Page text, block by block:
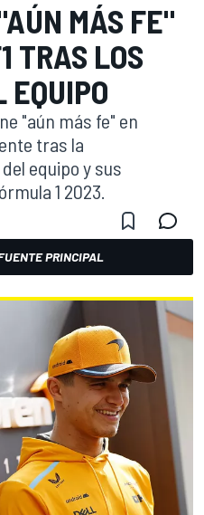
MÁS FE"
TRAS LOS
EQUIPO
"aún más fe" en
tras la
equipo y sus
1 2023.
PRINCIPAL